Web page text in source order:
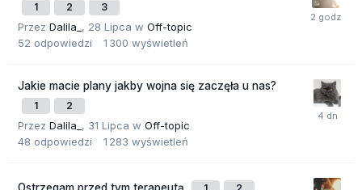
1 2 3
Przez Dalila_ , 28 Lipca w Off-topic
52 odpowiedzi 1 300 wyświetleń
Jakie macie plany jakby wojna się zaczęła u nas?
1 2
Przez Dalila_ , 31 Lipca w Off-topic
48 odpowiedzi 1 283 wyświetleń